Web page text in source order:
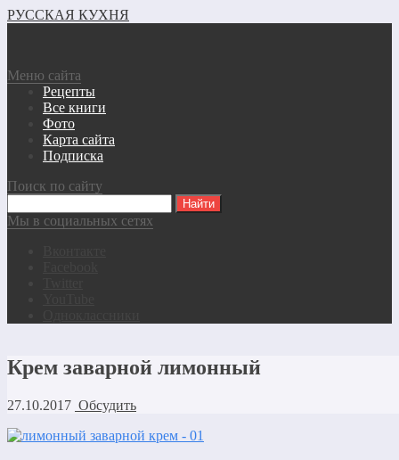
РУССКАЯ КУХНЯ
Меню сайта
Рецепты
Все книги
Фото
Карта сайта
Подписка
Поиск по сайту
Мы в социальных сетях
Крем заварной лимонный
27.10.2017 Обсудить